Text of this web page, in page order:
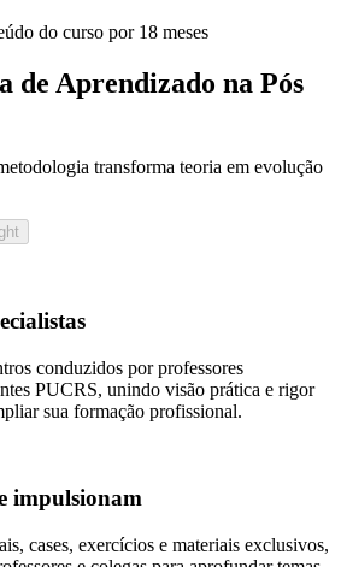
do curso por 18 meses
de Aprendizado na Pós
transforma teoria em evolução
conduzidos por professores
PUCRS, unindo visão prática e rigor
sua formação profissional.
impulsionam
cases, exercícios e materiais exclusivos,